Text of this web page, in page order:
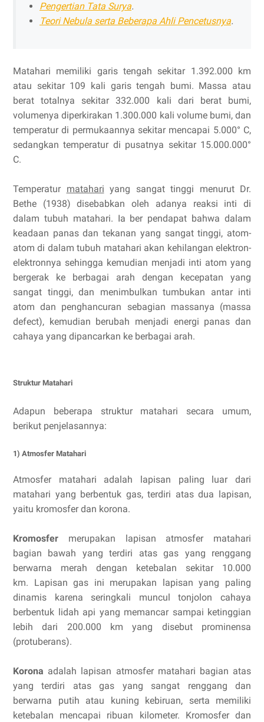
Pengertian Tata Surya.
Teori Nebula serta Beberapa Ahli Pencetusnya.
Matahari memiliki garis tengah sekitar 1.392.000 km
atau sekitar 109 kali garis tengah bumi. Massa atau
berat totalnya sekitar 332.000 kali dari berat bumi,
volumenya diperkirakan 1.300.000 kali volume bumi, dan
temperatur di permukaannya sekitar mencapai 5.000° C,
sedangkan temperatur di pusatnya sekitar 15.000.000°
C.
Temperatur matahari yang sangat tinggi menurut Dr.
Bethe (1938) disebabkan oleh adanya reaksi inti di
dalam tubuh matahari. Ia ber pendapat bahwa dalam
keadaan panas dan tekanan yang sangat tinggi, atom-
atom di dalam tubuh matahari akan kehilangan elektron-
elektronnya sehingga kemudian menjadi inti atom yang
bergerak ke berbagai arah dengan kecepatan yang
sangat tinggi, dan menimbulkan tumbukan antar inti
atom dan penghancuran sebagian massanya (massa
defect), kemudian berubah menjadi energi panas dan
cahaya yang dipancarkan ke berbagai arah.
Struktur Matahari
Adapun beberapa struktur matahari secara umum,
berikut penjelasannya:
1) Atmosfer Matahari
Atmosfer matahari adalah lapisan paling luar dari
matahari yang berbentuk gas, terdiri atas dua lapisan,
yaitu kromosfer dan korona.
Kromosfer merupakan lapisan atmosfer matahari
bagian bawah yang terdiri atas gas yang renggang
berwarna merah dengan ketebalan sekitar 10.000
km. Lapisan gas ini merupakan lapisan yang paling
dinamis karena seringkali muncul tonjolon cahaya
berbentuk lidah api yang memancar sampai ketinggian
lebih dari 200.000 km yang disebut prominensa
(protuberans).
Korona adalah lapisan atmosfer matahari bagian atas
yang terdiri atas gas yang sangat renggang dan
berwarna putih atau kuning kebiruan, serta memiliki
ketebalan mencapai ribuan kilometer. Kromosfer dan